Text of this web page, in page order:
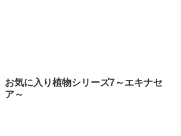
お気に入り植物シリーズ7～エキナセ
ア～